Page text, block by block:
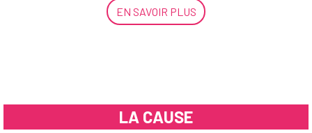
EN SAVOIR PLUS
LA CAUSE